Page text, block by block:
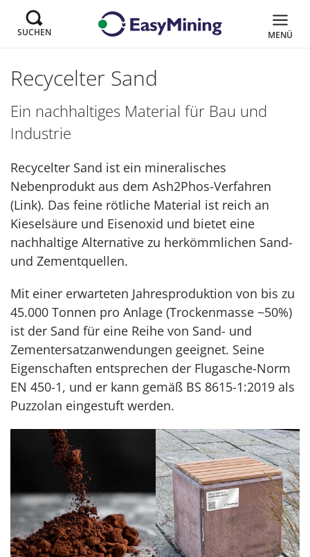
SUCHEN MENÜ
Recycelter Sand
Ein nachhaltiges Material für Bau und
Industrie
Recycelter Sand ist ein mineralisches
Nebenprodukt aus dem Ash2Phos-Verfahren
(Link). Das feine rötliche Material ist reich an
Kieselsäure und Eisenoxid und bietet eine
nachhaltige Alternative zu herkömmlichen Sand-
und Zementquellen.
Mit einer erwarteten Jahresproduktion von bis zu
45.000 Tonnen pro Anlage (Trockenmasse ~50%)
ist der Sand für eine Reihe von Sand- und
Zementersatzanwendungen geeignet. Seine
Eigenschaften entsprechen der Flugasche-Norm
EN 450-1, und er kann gemäß BS 8615-1:2019 als
Puzzolan eingestuft werden.